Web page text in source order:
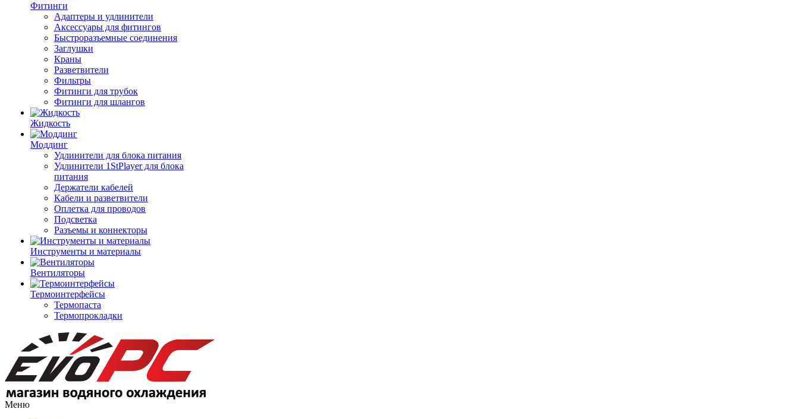
Фитинги
Адаптеры и удлинители
Аксессуары для фитингов
Быстроразъемные соединения
Заглушки
Краны
Разветвители
Фильтры
Фитинги для трубок
Фитинги для шлангов
Жидкость
Моддинг
Удлинители для блока питания
Удлинители 1StPlayer для блока
питания
Держатели кабелей
Кабели и разветвители
Оплетка для проводов
Подсветка
Разъемы и коннекторы
Инструменты и материалы
Вентиляторы
Термоинтерфейсы
Термопаста
Термопрокладки
Меню